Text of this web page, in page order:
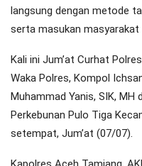
langsung dengan metode
serta masukan masyarakat
Kali ini Jum’at Curhat
Waka Polres, Kompol
Muhammad Yanis, SIK, MH
Perkebunan Pulo Tiga
setempat, Jum’at (07/07).